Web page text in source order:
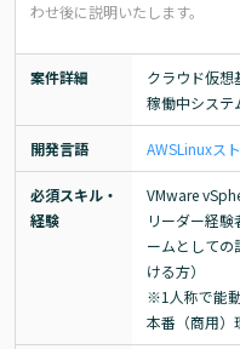
わせ後に説明いたします。
案件詳細
クラウド仮想
稼働中システ
開発言語 AWSLinuxス
必須スキル・
経験
VMware
リーダー経
ームとしての
ける方）
※1人称で能
本番（商用）